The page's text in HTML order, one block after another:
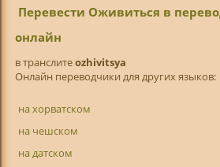
Перевести Оживиться в
онлайн
в транслитeozhivitsya
Онлайн переводчики для других языков:
на хорватском
на чешском
на датском